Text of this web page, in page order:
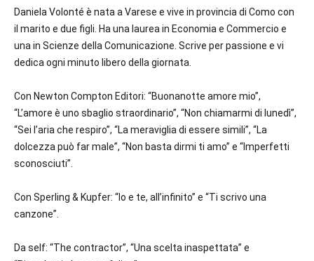
Daniela Volonté è nata a Varese e vive in provincia di Como con
il marito e due figli. Ha una laurea in Economia e Commercio e
una in Scienze della Comunicazione. Scrive per passione e vi
dedica ogni minuto libero della giornata.
Con Newton Compton Editori: “Buonanotte amore mio”,
“L’amore è uno sbaglio straordinario”, “Non chiamarmi di lunedì”,
“Sei l’aria che respiro”, “La meraviglia di essere simili”, “La
dolcezza può far male”, “Non basta dirmi ti amo” e “Imperfetti
sconosciuti”.
Con Sperling & Kupfer: “Io e te, all’infinito” e “Ti scrivo una
canzone”.
Da self: “The contractor”, “Una scelta inaspettata” e